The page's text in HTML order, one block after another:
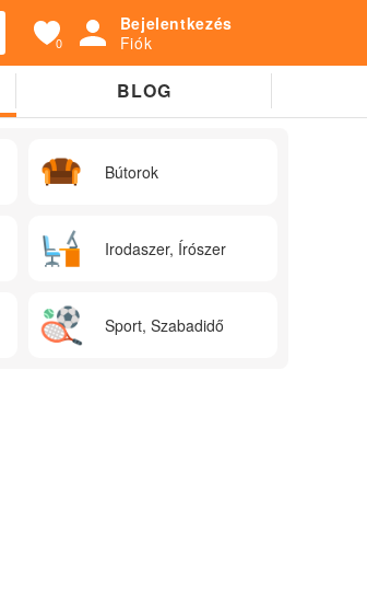
0
Bejelentkezés
Fiók
BLOG
Bútorok
Irodaszer, Írószer
Sport, Szabadidő